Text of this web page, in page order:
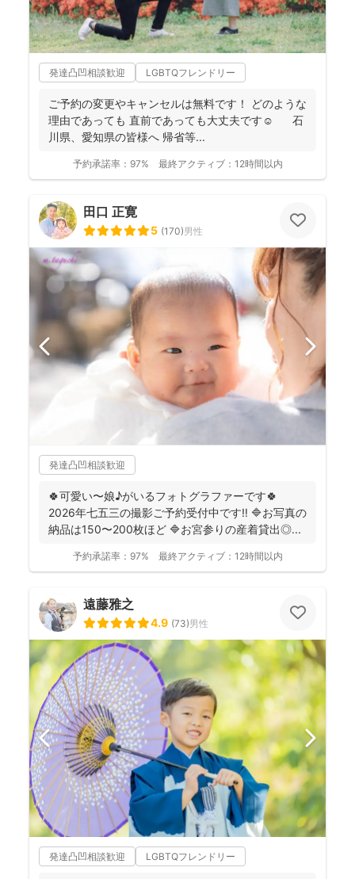
発達凸凹相談歓迎 LGBTQフレンドリー
ご予約の変更やキャンセルは無料です！ どのような
理由であっても 直前であっても大丈夫です☺️ 石
川県、愛知県の皆様へ 帰省等...
予約承諾率： 97% 最終アクティブ： 12時間以内
田口 正寛
5 (170)男性
発達凸凹相談歓迎
🍀可愛い〜娘♪がいるフォトグラファーです🍀
2026年七五三の撮影ご予約受付中です‼️ 🔷お写真の
納品は150〜200枚ほど 🔷お宮参りの産着貸出◎...
予約承諾率： 97% 最終アクティブ： 12時間以内
遠藤雅之
4.9 (73)男性
発達凸凹相談歓迎 LGBTQフレンドリー